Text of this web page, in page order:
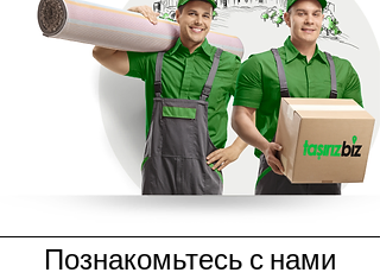
Познакомьтесь с нами